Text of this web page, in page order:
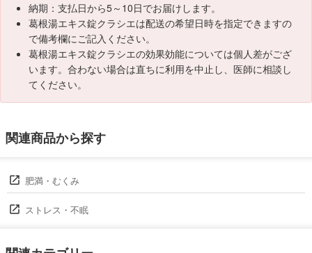
納期：支払日から5～10日でお届けします。
葛根湯エキス錠クラシエは配送の希望日時を指定できますの
で備考欄にご記入ください。
葛根湯エキス錠クラシエの効果効能については個人差がござ
います。合わない場合は直ちに利用を中止し、医師に相談し
てください。
関連商品から探す
肥満・むくみ
ストレス・不眠